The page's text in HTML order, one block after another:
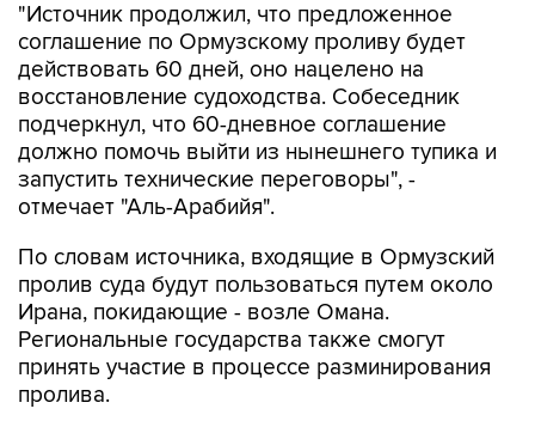
"Источник продолжил, что предложенное
соглашение по Ормузскому проливу будет
действовать 60 дней, оно нацелено на
восстановление судоходства. Собеседник
подчеркнул, что 60-дневное соглашение
должно помочь выйти из нынешнего тупика и
запустить технические переговоры", -
отмечает "Аль-Арабийя".
По словам источника, входящие в Ормузский
пролив суда будут пользоваться путем около
Ирана, покидающие - возле Омана.
Региональные государства также смогут
принять участие в процессе разминирования
пролива.